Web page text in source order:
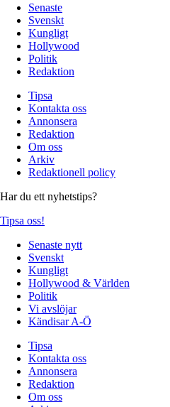
Senaste
Svenskt
Kungligt
Hollywood
Politik
Redaktion
Tipsa
Kontakta oss
Annonsera
Redaktion
Om oss
Arkiv
Redaktionell policy
Har du ett nyhetstips?
Tipsa oss!
Senaste nytt
Svenskt
Kungligt
Hollywood & Världen
Politik
Vi avslöjar
Kändisar A-Ö
Tipsa
Kontakta oss
Annonsera
Redaktion
Om oss